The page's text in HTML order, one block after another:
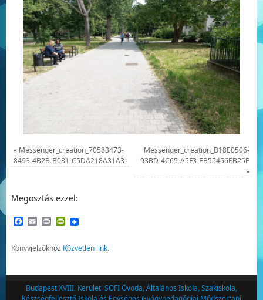
« Messenger_creation_70583473-
8493-4B2B-B081-C5DA218A31A3
Messenger_creation_B18E0506-
93BD-4C65-A5F3-EB55456EB25E
»
Megosztás ezzel:
Facebook
EmailPrintPrintFriendly
Könyvjelzőkhöz Közvetlen link.
Budapest XVIII. Kerületi SOFI Óvoda, Általános Iskola, Szakiskola,